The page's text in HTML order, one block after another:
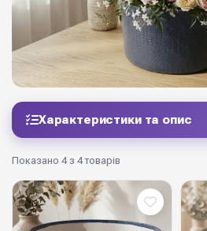
Характеристики та опис
Показано 4 з 4 товарів